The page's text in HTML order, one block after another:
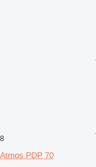
8
Atmos PDP 70